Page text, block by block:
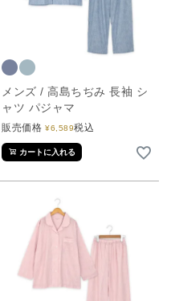
メンズ / 高島ちぢみ 長袖 シ
ャツ パジャマ
販売価格 ¥6,589税込
カートに入れる